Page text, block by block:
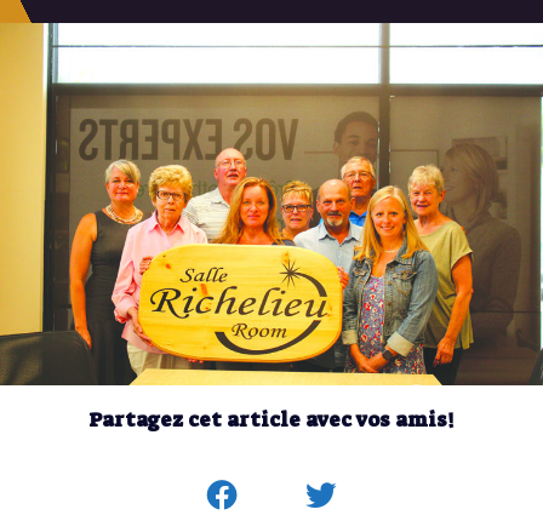
Partagez cet article avec vos amis!